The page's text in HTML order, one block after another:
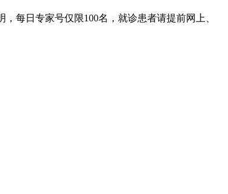
每日专家号仅限100名，就诊患者请提前网上、